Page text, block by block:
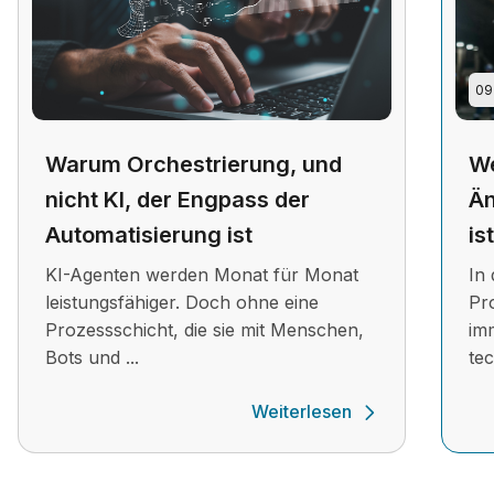
Warum Orchestrierung, und
nicht KI, der Engpass der
Automatisierung ist
KI-Agenten werden Monat für Monat
leistungsfähiger. Doch ohne eine
Prozessschicht, die sie mit Menschen,
Bots und ...
Weiterlesen
09
In